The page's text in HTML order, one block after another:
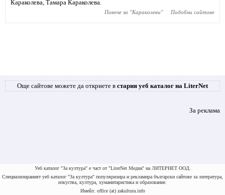
Караколева, Тамара Караколева.
Повече за "Караколеви" Подобни сайтове
Още сайтове можете да откриете в стария уеб каталог на LiterNet
За реклама
Уеб каталог "За култура" е част от "LiterNet Медиа" на ЛИТЕРНЕТ ООД.
Специализираният уеб каталог "За култура" популяризира и рекламира български сайтове за литература,
изкуства, култура, хуманитаристика и образование.
Имейл: office (at) zakultura.info